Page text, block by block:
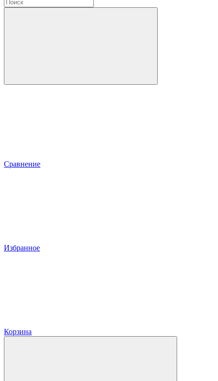
Сравнение
Избранное
Корзина